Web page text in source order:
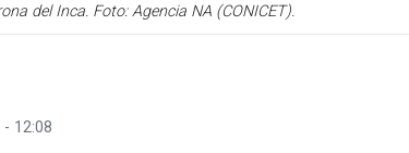
del Inca. Foto: Agencia NA (CONICET).
12:08